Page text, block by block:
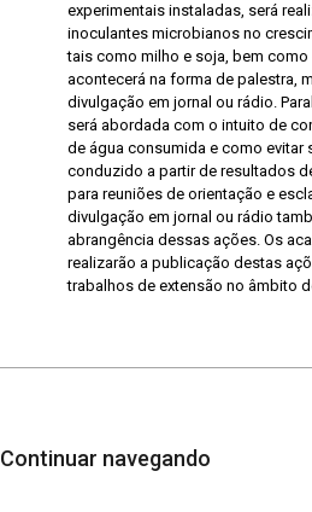
experimentais instaladas, será
inoculantes microbianos no
tais como milho e soja, bem
acontecerá na forma de palestra,
divulgação em jornal ou rádio.
será abordada com o intuito de
de água consumida e como evitar
conduzido a partir de resultados
para reuniões de orientação e
divulgação em jornal ou rádio
abrangência dessas ações. Os
realizarão a publicação destas
trabalhos de extensão no âmbito
Continuar navegando